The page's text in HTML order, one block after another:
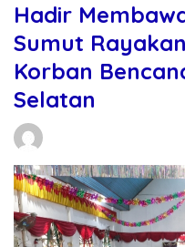
Hadir
Sumut
Korban
Selatan